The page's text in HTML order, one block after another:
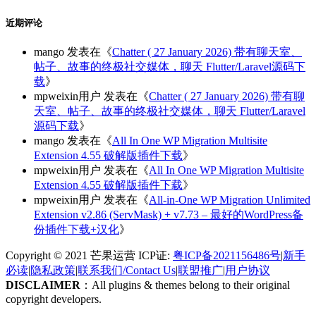
近期评论
mango 发表在《Chatter ( 27 January 2026) 带有聊天室、
帖子、故事的终极社交媒体，聊天 Flutter/Laravel源码下
载》
mpweixin用户 发表在《Chatter ( 27 January 2026) 带有聊
天室、帖子、故事的终极社交媒体，聊天 Flutter/Laravel
源码下载》
mango 发表在《All In One WP Migration Multisite
Extension 4.55 破解版插件下载》
mpweixin用户 发表在《All In One WP Migration Multisite
Extension 4.55 破解版插件下载》
mpweixin用户 发表在《All-in-One WP Migration Unlimited
Extension v2.86 (ServMask) + v7.73 – 最好的WordPress备
份插件下载+汉化》
Copyright © 2021 芒果运营 ICP证: 粤ICP备2021156486号|新手
必读|隐私政策|联系我们/Contact Us|联盟推广|用户协议
DISCLAIMER ：All plugins & themes belong to their original
copyright developers.